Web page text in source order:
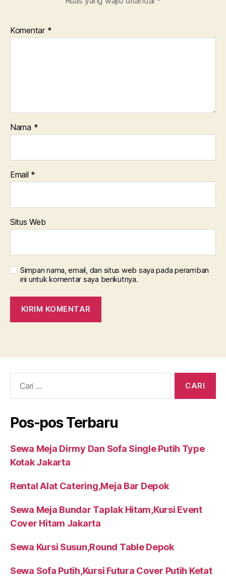
Komentar *
Nama *
Email *
Situs Web
Simpan nama, email, dan situs web saya pada peramban
ini untuk komentar saya berikutnya.
Pos-pos Terbaru
Sewa Meja Dirmy Dan Sofa Single Putih Type
Kotak Jakarta
Rental Alat Catering,Meja Bar Depok
Sewa Meja Bundar Taplak Hitam,Kursi Event
Cover Hitam Jakarta
Sewa Kursi Susun,Round Table Depok
Sewa Sofa Putih,Kursi Futura Cover Putih Ketat